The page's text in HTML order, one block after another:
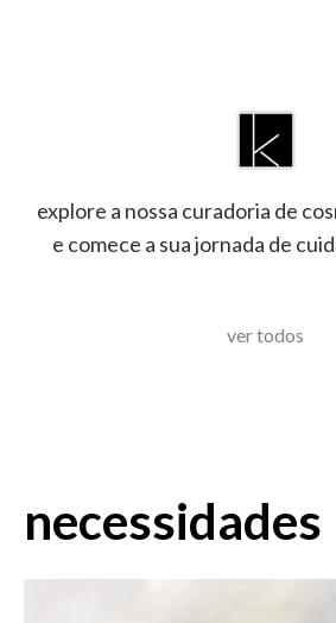
explore a nossa curadoria de
e comece a sua jornada de
ver todos
necessidades